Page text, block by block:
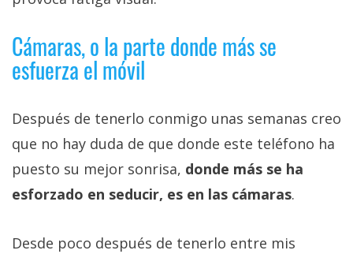
Cámaras, o la parte donde más se
esfuerza el móvil
Después de tenerlo conmigo unas semanas creo
que no hay duda de que donde este teléfono ha
puesto su mejor sonrisa, donde más se ha
esforzado en seducir, es en las cámaras.
Desde poco después de tenerlo entre mis